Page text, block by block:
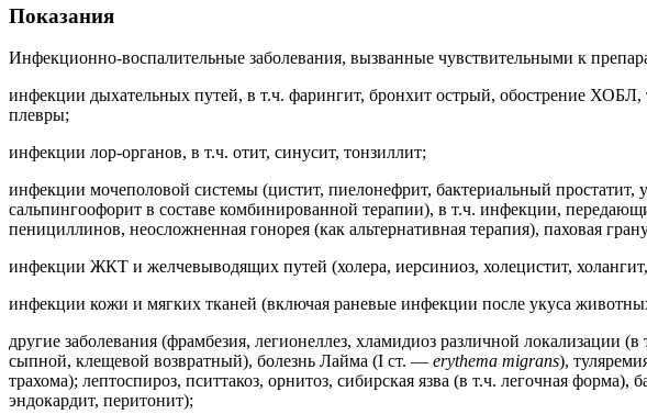
Показания
Инфекционно-воспалительные заболевания, вызванные чувствительными к
инфекции дыхательных путей, в т.ч. фарингит, бронхит острый, обострение ХОБЛ,
плевры;
инфекции лор-органов, в т.ч. отит, синусит, тонзиллит;
инфекции мочеполовой системы (цистит, пиелонефрит, бактериальный
сальпингоофорит в составе комбинированной терапии), в т.ч. инфекции,
пенициллинов, неосложненная гонорея (как альтернативная терапия), паховая
инфекции ЖКТ и желчевыводящих путей (холера, иерсиниоз, холецистит,
инфекции кожи и мягких тканей (включая раневые инфекции после укуса
другие заболевания (фрамбезия, легионеллез, хламидиоз различной локализации
сыпной, клещевой возвратный), болезнь Лайма (I ст. — erythema migrans),
трахома); лептоспироз, пситтакоз, орнитоз, сибирская язва (в т.ч. легочная
эндокардит, перитонит);